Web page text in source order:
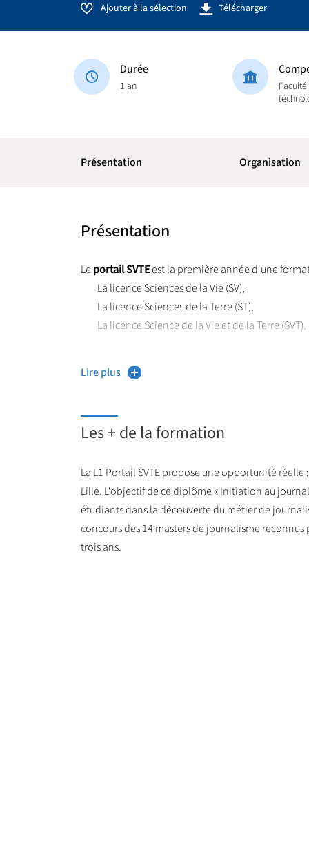
Ajouter à la sélection Télécharger
Durée
1 an
Présentation Organisation
Présentation
Leportail SVTEest la première année d'une
La licence Sciences de la Vie (SV),
La licence Sciences de la Terre (ST),
La licence Science de la Vie et de la Terre (SVT).
Le parcours en licence Sciences de la Terre aux
de la médiation scientifique…
Ces 3 parcours, SV, ST et SVT, s’adressent à
En parallèle, l’ESJ Lille, dans le cadre de l
journalisme, d’acquérir les bases de la méthode
Paritaire Nationale de l'Emploi des journalistes
Les étudiants, à l’issue de leurs trois années de
Lire plus
Les + de la formation
La L1 Portail SVTE propose une opportunité
Lille. L'objectif de ce diplôme « Initiation au
étudiants dans la découverte du métier de
concours des 14 masters de journalisme
trois ans.